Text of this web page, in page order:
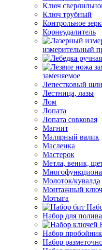
Ключ
Ключ трубный
Контрольное
Корнеудалитель
измерительный
заменяемое
Лепестковый
Лестница, лазы
Лом
Лопата
Лопата совковая
Магнит
Малярный валик
Масленка
Мастерок
Метла, веник,
Молоток/кувалда
Монтажный ключ
Мотыга
Набор для полива
Набор
Набор